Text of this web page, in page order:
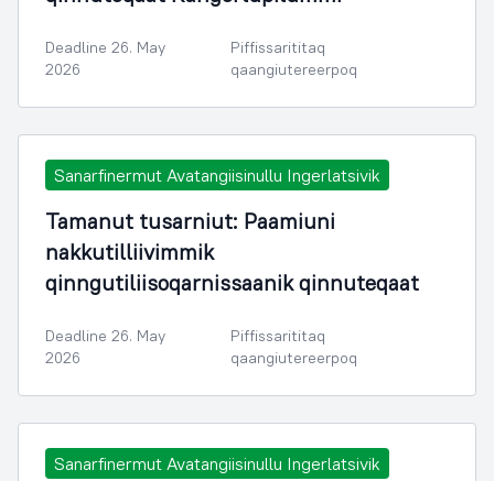
Deadline 26. May
2026
Piffissarititaq
qaangiutereerpoq
Sanarfinermut Avatangiisinullu Ingerlatsivik
Tamanut tusarniut: Paamiuni
nakkutilliivimmik
qinngutiliisoqarnissaanik qinnuteqaat
Deadline 26. May
2026
Piffissarititaq
qaangiutereerpoq
Sanarfinermut Avatangiisinullu Ingerlatsivik